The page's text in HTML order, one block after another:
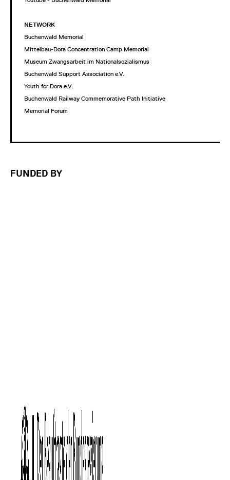
NETWORK
Buchenwald Memorial
Mittelbau-Dora Concentration Camp Memorial
Museum Zwangsarbeit im Nationalsozialismus
Buchenwald Support Association e.V.
Youth for Dora e.V.
Buchenwald Railway Commemorative Path Initiative
Memorial Forum
FUNDED BY